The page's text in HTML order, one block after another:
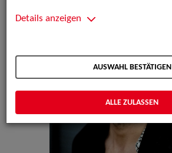
Details anzeigen
AUSWAHL BESTÄTIGEN
ALLE ZULASSEN